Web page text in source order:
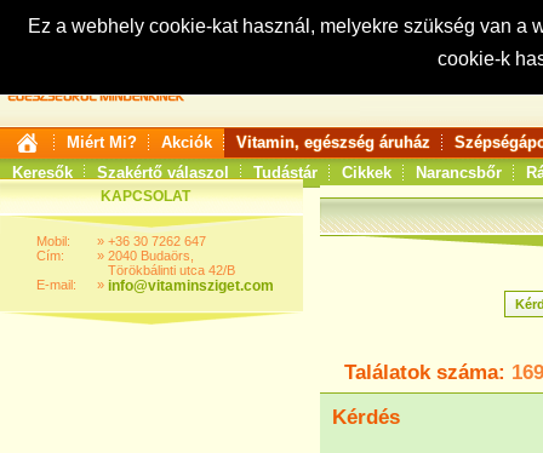
Ez a webhely cookie-kat használ, melyekre szükség van
cookie-k
Keresés:
Miért Mi? Akciók Vitamin, egészség áruház
Keresők
Szakértő válaszol Tudástár Cikkek Narancsbőr
KAPCSOLAT
Mobil:
Cím:
E-mail:
»
»
»
+36 30 7262 647
2040 Budaörs,
Törökbálinti utca 42/B
info@vitaminsziget.com
Találatok száma:
Kérdés